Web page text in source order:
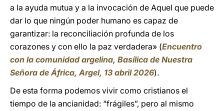
a la ayuda mutua y a la invocación de Aquel que puede
dar lo que ningún poder humano es capaz de
garantizar: la reconciliación profunda de los
corazones y con ello la paz verdadera» (Encuentro
con la comunidad argelina, Basílica de Nuestra
Señora de África, Argel, 13 abril 2026).
De esta forma podemos vivir como cristianos el
tiempo de la ancianidad: “frágiles”, pero al mismo